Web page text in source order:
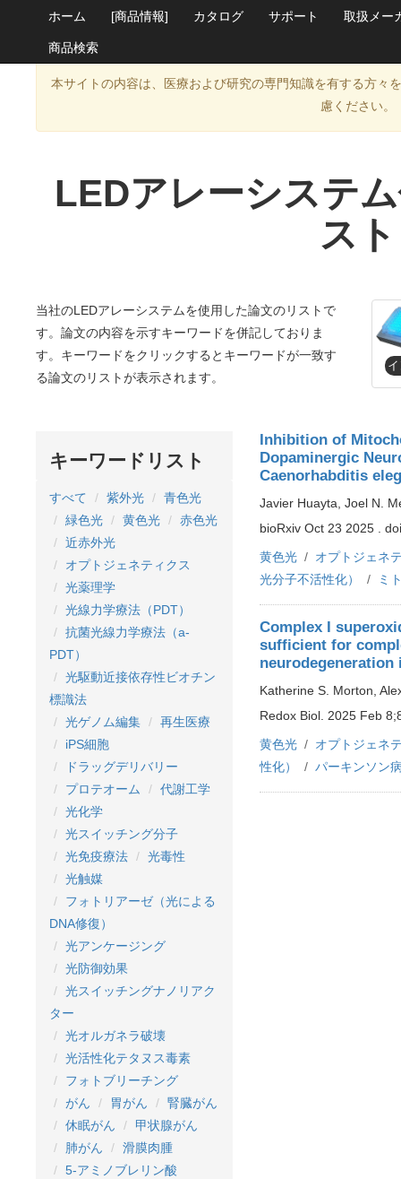
ホーム [商品情報] カタログ サポート 取扱メー
商品検索
本サイトの内容は、医療および研究の専門知識を有する方々
慮ください。
LEDアレーシステ
スト
当社のLEDアレーシステムを使用した論文のリストで
す。論文の内容を示すキーワードを併記しておりま
す。キーワードをクリックするとキーワードが一致す
る論文のリストが表示されます。
キーワードリスト
すべて 紫外光
青色光
緑色光
黄色光
赤色光
近赤外光
オプトジェネティクス
光薬理学
光線力学療法（PDT）
抗菌光線力学療法（a-
PDT）
光駆動近接依存性ビオチン
標識法
光ゲノム編集
再生医療
iPS細胞
ドラッグデリバリー
プロテオーム
代謝工学
光化学
光スイッチング分子
光免疫療法
光毒性
光触媒
フォトリアーゼ（光による
DNA修復）
光アンケージング
光防御効果
光スイッチングナノリアク
ター
光オルガネラ破壊
光活性化テタヌス毒素
フォトブリーチング
がん
胃がん
腎臓がん
休眠がん
甲状腺がん
肺がん
滑膜肉腫
5-アミノブレリン酸
Inhibition of
Dopaminergic
Caenorhabditis
Javier Huayta, Joel N.
bioRxiv Oct 23 2025 .
黄色光
オプトジェネ
光分子不活性化）
ミ
Complex I
sufficient for
neurodegeneration
Katherine S. Morton,
Redox Biol. 2025 Feb
黄色光
オプトジェネ
性化）
パーキンソン